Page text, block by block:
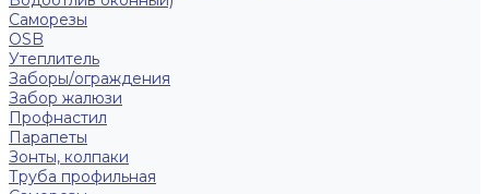
Саморезы
OSB
Утеплитель
Заборы/ограждения
Забор жалюзи
Профнастил
Парапеты
Зонты, колпаки
Труба профильная